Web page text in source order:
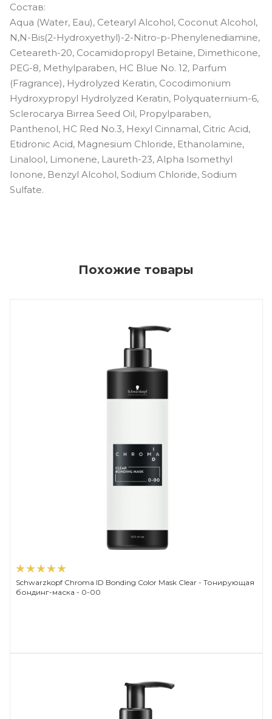
Состав:
Aqua (Water, Eau), Cetearyl Alcohol, Coconut Alcohol,
N,N-Bis(2-Hydroxyethyl)-2-Nitro-p-Phenylenediamine,
Ceteareth-20, Cocamidopropyl Betaine, Dimethicone,
PEG-8, Methylparaben, HC Blue No. 12, Parfum
(Fragrance), Hydrolyzed Keratin, Cocodimonium
Hydroxypropyl Hydrolyzed Keratin, Polyquaternium-6,
Sclerocarya Birrea Seed Oil, Propylparaben,
Panthenol, HC Red No.3, Hexyl Cinnamal, Citric Acid,
Etidronic Acid, Magnesium Chloride, Ethanolamine,
Linalool, Limonene, Laureth-23, Alpha Isomethyl
Ionone, Benzyl Alcohol, Sodium Chloride, Sodium
Sulfate.
Похожие товары
Schwarzkopf Chroma ID Bonding Color Mask Clear - Тонирующая
бондинг-маска - 0-00